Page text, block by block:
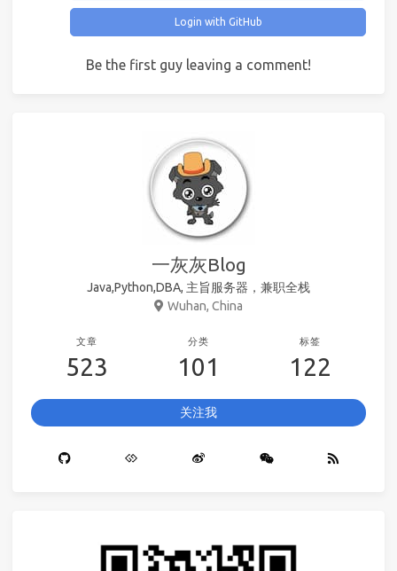
Login with GitHub
Be the first guy leaving a comment!
一灰灰Blog
Java,Python,DBA, 主旨服务器，兼职全栈
Wuhan, China
文章
523
分类
101
标签
122
关注我